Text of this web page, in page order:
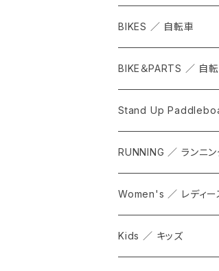
BIKES ／ 自転車
BIKE＆PARTS ／ 自
Stand Up
RUNNING ／ ランニン
Women's ／ レディー
Kids ／ キッズ